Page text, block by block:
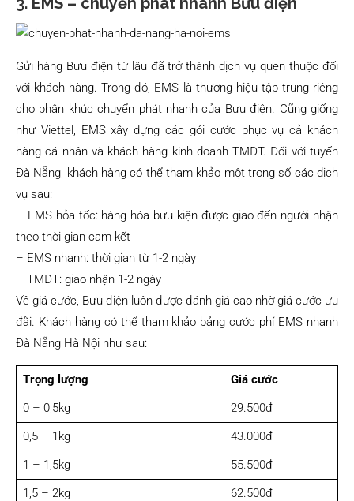
Gửi hàng Bưu điện từ lâu đã trở thành dịch vụ quen thuộc đối
với khách hàng. Trong đó, EMS là thương hiệu tập trung riêng
cho phân khúc chuyển phát nhanh của Bưu điện. Cũng giống
như Viettel, EMS xây dựng các gói cước phục vụ cả khách
hàng cá nhân và khách hàng kinh doanh TMĐT. Đối với tuyến
Đà Nẵng, khách hàng có thể tham khảo một trong số các dịch
vụ sau:
– EMS hỏa tốc: hàng hóa bưu kiện được giao đến người nhận
theo thời gian cam kết
– EMS nhanh: thời gian từ 1-2 ngày
– TMĐT: giao nhận 1-2 ngày
Về giá cước, Bưu điện luôn được đánh giá cao nhờ giá cước ưu
đãi. Khách hàng có thể tham khảo bảng cước phí EMS nhanh
Đà Nẵng Hà Nội như sau:
Trọng lượng
Giá cước
0 – 0,5kg
29.500đ
0,5 – 1kg
43.000đ
1 – 1,5kg
55.500đ
1,5 – 2kg
62.500đ